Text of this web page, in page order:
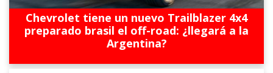
Chevrolet tiene un nuevo Trailblazer 4x4
preparado brasil el off-road: ¿llegará a la
Argentina?